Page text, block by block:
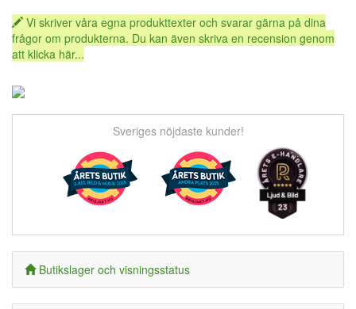
Vi skriver våra egna produkttexter och svarar gärna på dina
frågor om produkterna. Du kan även skriva en recension genom
att klicka här...
Sveriges nöjdaste kunder!
Butikslager och visningsstatus